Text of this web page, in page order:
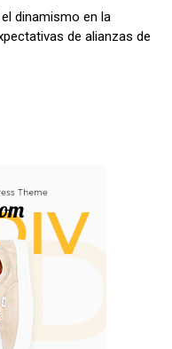
dinamismo en la
de alianzas de